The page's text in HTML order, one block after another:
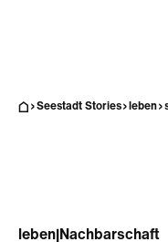
Seestadt Stories leben
leben Nachbarschaft